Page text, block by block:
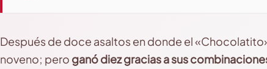
Después de doce asaltos en donde el
noveno; pero ganó diez gracias a sus